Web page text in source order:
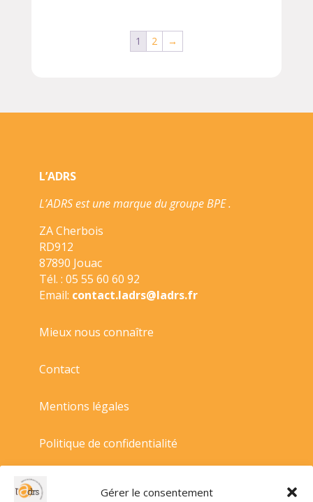
Gérer le consentement
1 2 →
L’ADRS
L’ADRS est une marque du groupe BPE .
ZA Cherbois
RD912
87890 Jouac
Tél. : 05 55 60 60 92
Email: contact.ladrs@ladrs.fr
Mieux nous connaître
Contact
Mentions légales
Politique de confidentialité
Politique de cookies